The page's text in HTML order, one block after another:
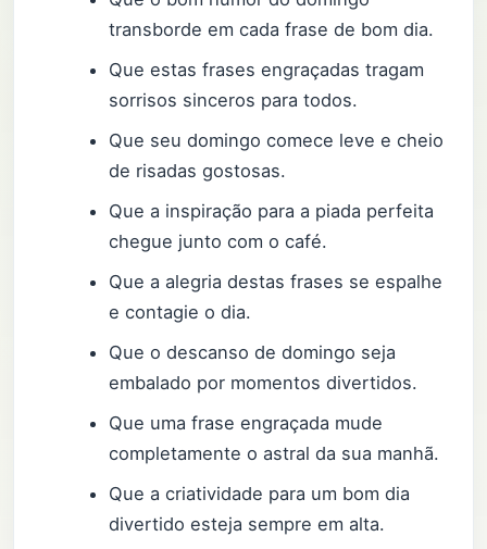
transborde em cada frase de bom dia.
Que estas frases engraçadas tragam
sorrisos sinceros para todos.
Que seu domingo comece leve e cheio
de risadas gostosas.
Que a inspiração para a piada perfeita
chegue junto com o café.
Que a alegria destas frases se espalhe
e contagie o dia.
Que o descanso de domingo seja
embalado por momentos divertidos.
Que uma frase engraçada mude
completamente o astral da sua manhã.
Que a criatividade para um bom dia
divertido esteja sempre em alta.